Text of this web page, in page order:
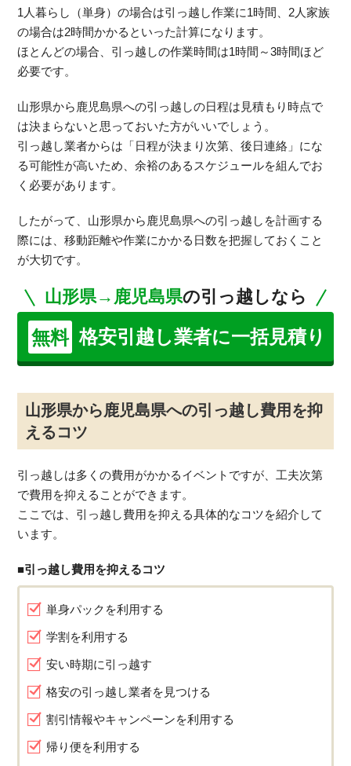
1人暮らし（単身）の場合は引っ越し作業に1時間、2人家族
の場合は2時間かかるといった計算になります。
ほとんどの場合、引っ越しの作業時間は1時間～3時間ほど
必要です。
山形県から鹿児島県への引っ越しの日程は見積もり時点で
は決まらないと思っておいた方がいいでしょう。
引っ越し業者からは「日程が決まり次第、後日連絡」にな
る可能性が高いため、余裕のあるスケジュールを組んでお
く必要があります。
したがって、山形県から鹿児島県への引っ越しを計画する
際には、移動距離や作業にかかる日数を把握しておくこと
が大切です。
山形県→鹿児島県の引っ越しなら
無料 格安引越し業者に一括見積り
山形県から鹿児島県への引っ越し費用を抑
えるコツ
引っ越しは多くの費用がかかるイベントですが、工夫次第
で費用を抑えることができます。
ここでは、引っ越し費用を抑える具体的なコツを紹介して
います。
■引っ越し費用を抑えるコツ
単身パックを利用する
学割を利用する
安い時期に引っ越す
格安の引っ越し業者を見つける
割引情報やキャンペーンを利用する
帰り便を利用する